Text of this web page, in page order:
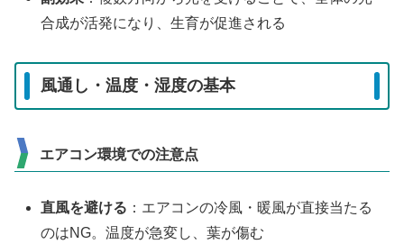
合成が活発になり、生育が促進される
風通し・温度・湿度の基本
エアコン環境での注意点
直風を避ける ：エアコンの冷風・暖風が直接当たる
のはNG。温度が急変し、葉が傷む